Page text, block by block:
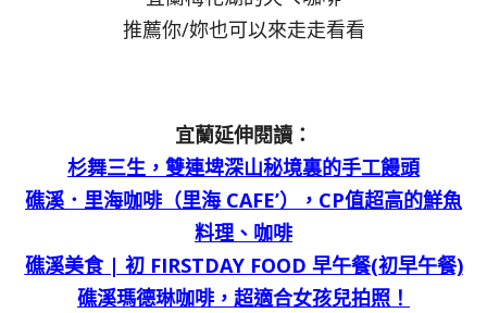
推薦你/妳也可以來走走看看
宜蘭延伸閱讀：
杉舞三生，雙連埤深山秘境裏的手工饅頭
礁溪．里海咖啡（里海 CAFE’），CP值超高的鮮魚
料理、咖啡
礁溪美食 | 初 FIRSTDAY FOOD 早午餐(初早午餐)
礁溪瑪德琳咖啡，超適合女孩兒拍照！